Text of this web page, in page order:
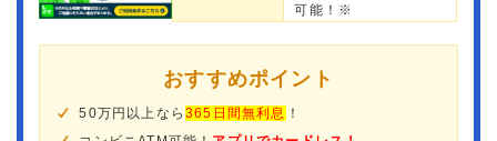
可能！※
おすすめポイント
50万円以上なら365日間無利息
！